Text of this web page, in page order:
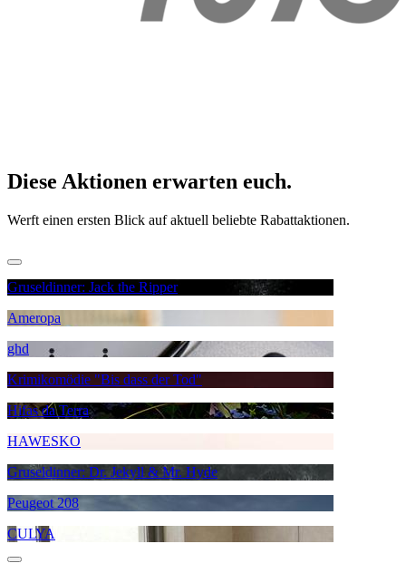
Diese Aktionen erwarten euch.
Werft einen ersten Blick auf aktuell beliebte Rabattaktionen.
Gruseldinner: Jack the Ripper
Ameropa
ghd
Krimikomödie "Bis dass der Tod"
Hifas da Terra
HAWESKO
Gruseldinner: Dr. Jekyll & Mr. Hyde
Peugeot 208
CULYA